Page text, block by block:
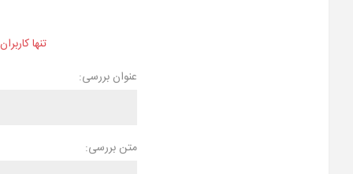
تنها
عنوان بررسی:
متن بررسی: